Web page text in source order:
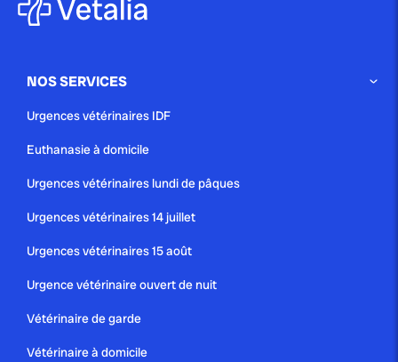
NOS SERVICES
Urgences vétérinaires IDF
Euthanasie à domicile
Urgences vétérinaires lundi de pâques
Urgences vétérinaires 14 juillet
Urgences vétérinaires 15 août
Urgence vétérinaire ouvert de nuit
Vétérinaire de garde
Vétérinaire à domicile